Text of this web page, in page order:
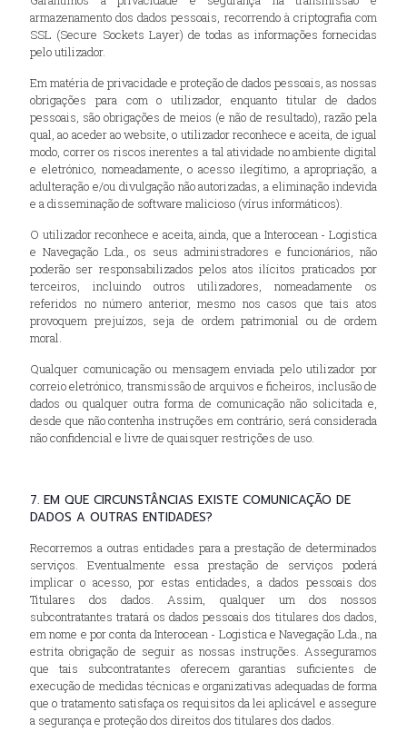
armazenamento dos dados pessoais, recorrendo à criptografia com
SSL (Secure Sockets Layer) de todas as informações fornecidas
pelo utilizador.
Em matéria de privacidade e proteção de dados pessoais, as nossas
obrigações para com o utilizador, enquanto titular de dados
pessoais, são obrigações de meios (e não de resultado), razão pela
qual, ao aceder ao website, o utilizador reconhece e aceita, de igual
modo, correr os riscos inerentes a tal atividade no ambiente digital
e eletrónico, nomeadamente, o acesso ilegítimo, a apropriação, a
adulteração e/ou divulgação não autorizadas, a eliminação indevida
e a disseminação de software malicioso (vírus informáticos).
O utilizador reconhece e aceita, ainda, que a Interocean - Logistica
e Navegação Lda., os seus administradores e funcionários, não
poderão ser responsabilizados pelos atos ilícitos praticados por
terceiros, incluindo outros utilizadores, nomeadamente os
referidos no número anterior, mesmo nos casos que tais atos
provoquem prejuízos, seja de ordem patrimonial ou de ordem
moral.
Qualquer comunicação ou mensagem enviada pelo utilizador por
correio eletrónico, transmissão de arquivos e ficheiros, inclusão de
dados ou qualquer outra forma de comunicação não solicitada e,
desde que não contenha instruções em contrário, será considerada
não confidencial e livre de quaisquer restrições de uso.
7. EM QUE CIRCUNSTÂNCIAS EXISTE COMUNICAÇÃO DE
DADOS A OUTRAS ENTIDADES?
Recorremos a outras entidades para a prestação de determinados
serviços. Eventualmente essa prestação de serviços poderá
implicar o acesso, por estas entidades, a dados pessoais dos
Titulares dos dados. Assim, qualquer um dos nossos
subcontratantes tratará os dados pessoais dos titulares dos dados,
em nome e por conta da Interocean - Logistica e Navegação Lda., na
estrita obrigação de seguir as nossas instruções. Asseguramos
que tais subcontratantes oferecem garantias suficientes de
execução de medidas técnicas e organizativas adequadas de forma
que o tratamento satisfaça os requisitos da lei aplicável e assegure
a segurança e proteção dos direitos dos titulares dos dados.